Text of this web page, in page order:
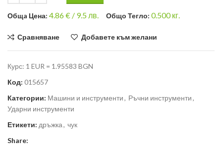
Общa Цена: 4.86€ / 9.5 лв. Общо Тегло: 0.500кг.
Сравняване Добавете към желани
Курс: 1 EUR = 1.95583 BGN
Код: 015657
Категории: Машини и инструменти, Ръчни инструменти,
Ударни инструменти
Етикети: дръжка, чук
Share: